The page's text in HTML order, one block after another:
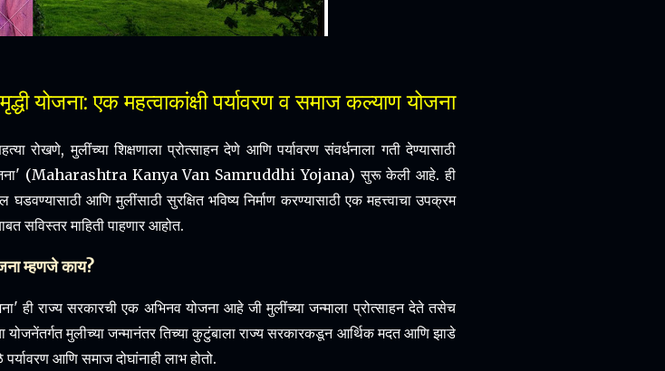
योजना: एक महत्वाकांक्षी पर्यावरण व समाज कल्याण योजना
रोखणे, मुलींच्या शिक्षणाला प्रोत्साहन देणे आणि पर्यावरण संवर्धनाला गती देण्यासाठी
योजना' (Maharashtra Kanya Van Samruddhi Yojana) सुरू केली आहे. ही
आणि मुलींसाठी सुरक्षित भविष्य निर्माण करण्यासाठी एक महत्त्वाचा उपक्रम
सविस्तर माहिती पाहणार आहोत.
म्हणजे काय?
ही राज्य सरकारची एक अभिनव योजना आहे जी मुलींच्या जन्माला प्रोत्साहन देते तसेच
योजनेंतर्गत मुलीच्या जन्मानंतर तिच्या कुटुंबाला राज्य सरकारकडून आर्थिक मदत आणि झाडे
आणि समाज दोघांनाही लाभ होतो.